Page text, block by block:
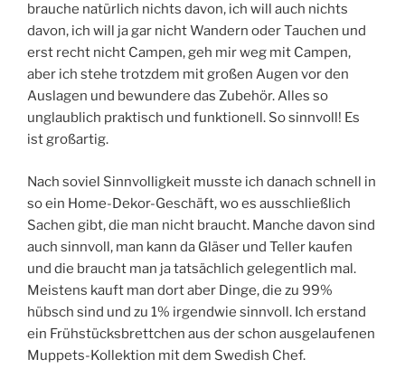
brauche natürlich nichts davon, ich will auch nichts
davon, ich will ja gar nicht Wandern oder Tauchen und
erst recht nicht Campen, geh mir weg mit Campen,
aber ich stehe trotzdem mit großen Augen vor den
Auslagen und bewundere das Zubehör. Alles so
unglaublich praktisch und funktionell. So sinnvoll! Es
ist großartig.
Nach soviel Sinnvolligkeit musste ich danach schnell in
so ein Home-Dekor-Geschäft, wo es ausschließlich
Sachen gibt, die man nicht braucht. Manche davon sind
auch sinnvoll, man kann da Gläser und Teller kaufen
und die braucht man ja tatsächlich gelegentlich mal.
Meistens kauft man dort aber Dinge, die zu 99%
hübsch sind und zu 1% irgendwie sinnvoll. Ich erstand
ein Frühstücksbrettchen aus der schon ausgelaufenen
Muppets-Kollektion mit dem Swedish Chef.